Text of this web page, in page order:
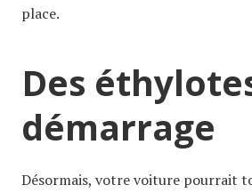
place.
Des
démarrage
Désormais, votre voiture pourrait